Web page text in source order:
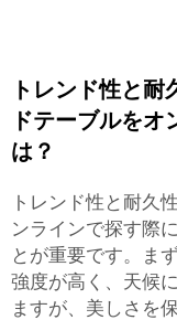
トレンド性と
ドテーブルを
は？
トレンド性と耐久
ンラインで探す際
とが重要です。ま
強度が高く、天候
ますが、美しさを